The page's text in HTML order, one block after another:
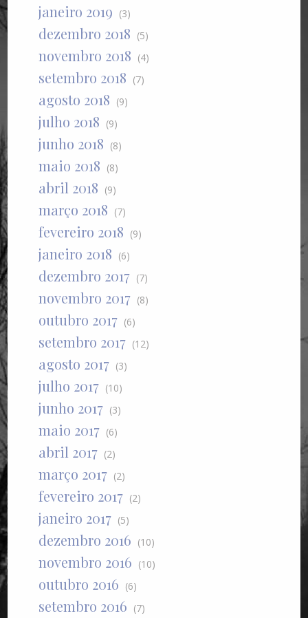
janeiro 2019 (3)
dezembro 2018 (5)
novembro 2018 (4)
setembro 2018 (7)
agosto 2018 (9)
julho 2018 (9)
junho 2018 (8)
maio 2018 (8)
abril 2018 (9)
março 2018 (7)
fevereiro 2018 (9)
janeiro 2018 (6)
dezembro 2017 (7)
novembro 2017 (8)
outubro 2017 (6)
setembro 2017 (12)
agosto 2017 (3)
julho 2017 (10)
junho 2017 (3)
maio 2017 (6)
abril 2017 (2)
março 2017 (2)
fevereiro 2017 (2)
janeiro 2017 (5)
dezembro 2016 (10)
novembro 2016 (10)
outubro 2016 (6)
setembro 2016 (7)